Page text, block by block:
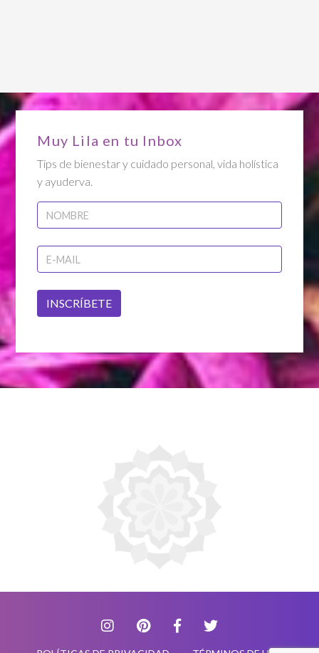
Muy Lila en tu Inbox
Tips de bienestar y cuidado personal, vida holística
y ayuderva.
INSCRÍBETE